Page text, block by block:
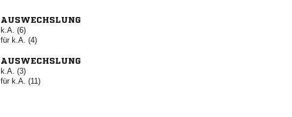
AUSWECHSLUNG
k.A. (6)
für k.A. (4)
AUSWECHSLUNG
k.A. (3)
für k.A. (11)